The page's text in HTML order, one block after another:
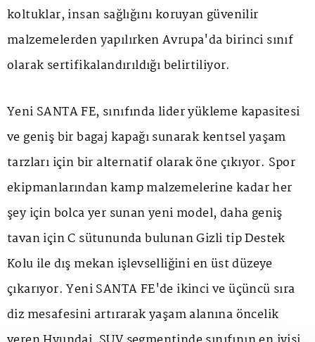
koltuklar, insan sağlığını koruyan güvenilir
malzemelerden yapılırken Avrupa'da birinci sınıf
olarak sertifikalandırıldığı belirtiliyor.
Yeni SANTA FE, sınıfında lider yükleme kapasitesi
ve geniş bir bagaj kapağı sunarak kentsel yaşam
tarzları için bir alternatif olarak öne çıkıyor. Spor
ekipmanlarından kamp malzemelerine kadar her
şey için bolca yer sunan yeni model, daha geniş
tavan için C sütununda bulunan Gizli tip Destek
Kolu ile dış mekan işlevselliğini en üst düzeye
çıkarıyor. Yeni SANTA FE'de ikinci ve üçüncü sıra
diz mesafesini artırarak yaşam alanına öncelik